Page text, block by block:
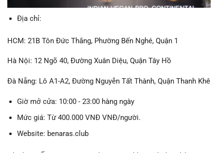
Địa chỉ:
HCM: 21B Tôn Đức Thắng, Phường Bến Nghé, Quận 1
Hà Nội: 12 Ngõ 40, Đường Xuân Diệu, Quận Tây Hồ
Đà Nẵng: Lô A1-A2, Đường Nguyễn Tất Thành, Quận Thanh Khê
Giờ mở cửa: 10:00 - 23:00 hàng ngày
Mức giá: Từ 400.000 VNĐ VNĐ/người.
Website: benaras.club